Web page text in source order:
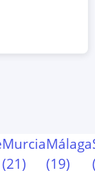
Murcia
(21)
Málaga
(19)